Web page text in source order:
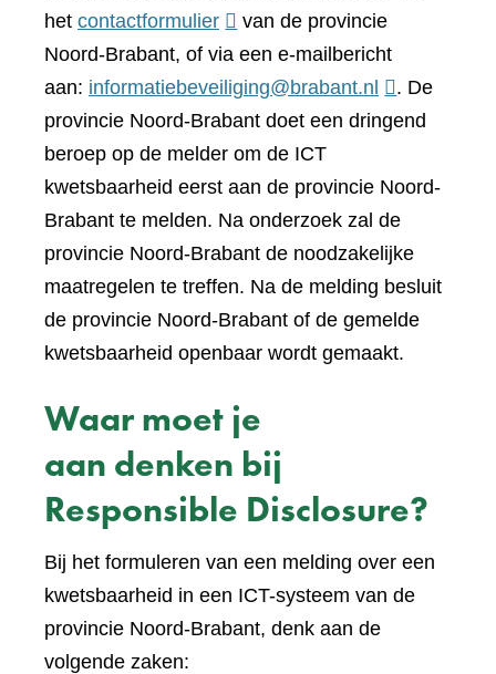
het contactformulier(verwijst
naar
een
andere
website)
van de provincie
Noord-Brabant, of via een e-mailbericht
aan: informatiebeveiliging@brabant.nl
. De
provincie Noord-Brabant doet een dringend
beroep op de melder om de ICT
kwetsbaarheid eerst aan de provincie Noord-
Brabant te melden. Na onderzoek zal de
provincie Noord-Brabant de noodzakelijke
maatregelen te treffen. Na de melding besluit
de provincie Noord-Brabant of de gemelde
kwetsbaarheid openbaar wordt gemaakt.
Waar moet je
aan denken bij
Responsible Disclosure?
Bij het formuleren van een melding over een
kwetsbaarheid in een ICT-systeem van de
provincie Noord-Brabant, denk aan de
volgende zaken: